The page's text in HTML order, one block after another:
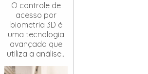
O controle de
acesso por
biometria 3D é
uma tecnologia
avançada que
utiliza a análise...